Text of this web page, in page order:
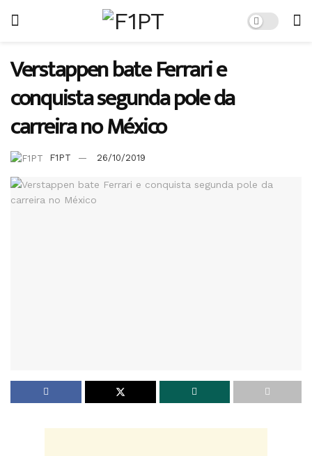
Verstappen bate Ferrari e
conquista segunda pole da
carreira no México
F1PT 26/10/2019